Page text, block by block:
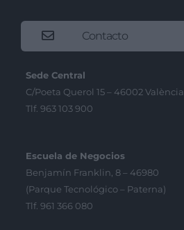
Contacto
Sede Central
C/Poeta Querol 15 – 46002 València
Tlf. 963 103 900
Escuela de Negocios
Benjamín Franklin, 8 – 46980
(Parque Tecnológico – Paterna)
Tlf. 961 366 080